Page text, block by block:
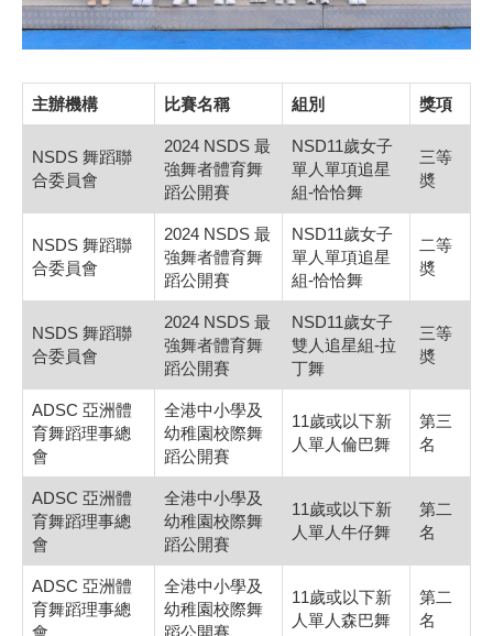
主辦機構 比賽名稱 組別 獎項
NSDS 舞蹈聯
合委員會
2024 NSDS 最
強舞者體育舞
蹈公開賽
NSD11歲女子
單人單項追星
組-恰恰舞
三等
奬
NSDS 舞蹈聯
合委員會
2024 NSDS 最
強舞者體育舞
蹈公開賽
NSD11歲女子
單人單項追星
組-恰恰舞
二等
奬
NSDS 舞蹈聯
合委員會
2024 NSDS 最
強舞者體育舞
蹈公開賽
NSD11歲女子
雙人追星組-拉
丁舞
三等
奬
ADSC 亞洲體
育舞蹈理事總
會
全港中小學及
幼稚園校際舞
蹈公開賽
11歲或以下新
人單人倫巴舞
第三
名
ADSC 亞洲體
育舞蹈理事總
會
全港中小學及
幼稚園校際舞
蹈公開賽
11歲或以下新
人單人牛仔舞
第二
名
ADSC 亞洲體
育舞蹈理事總
全港中小學及
幼稚園校際舞
11歲或以下新
人單人森巴舞
第二
名